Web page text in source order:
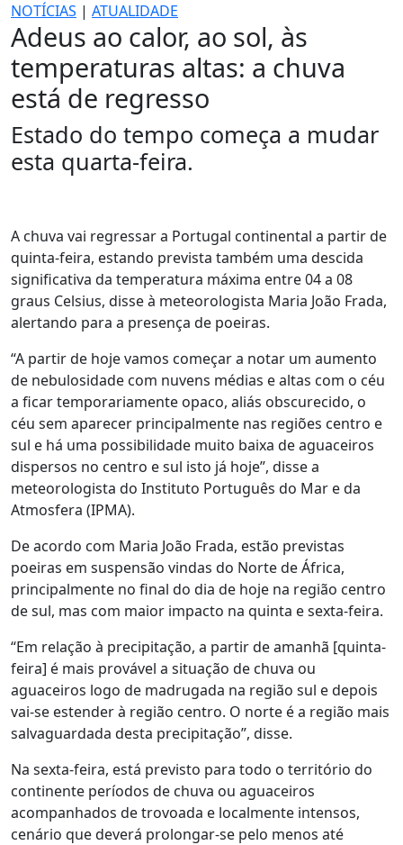
NOTÍCIAS | ATUALIDADE
Adeus ao calor, ao sol, às
temperaturas altas: a chuva
está de regresso
Estado do tempo começa a mudar
esta quarta-feira.
A chuva vai regressar a Portugal continental a partir de
quinta-feira, estando prevista também uma descida
significativa da temperatura máxima entre 04 a 08
graus Celsius, disse à meteorologista Maria João Frada,
alertando para a presença de poeiras.
“A partir de hoje vamos começar a notar um aumento
de nebulosidade com nuvens médias e altas com o céu
a ficar temporariamente opaco, aliás obscurecido, o
céu sem aparecer principalmente nas regiões centro e
sul e há uma possibilidade muito baixa de aguaceiros
dispersos no centro e sul isto já hoje”, disse a
meteorologista do Instituto Português do Mar e da
Atmosfera (IPMA).
De acordo com Maria João Frada, estão previstas
poeiras em suspensão vindas do Norte de África,
principalmente no final do dia de hoje na região centro
de sul, mas com maior impacto na quinta e sexta-feira.
“Em relação à precipitação, a partir de amanhã [quinta-
feira] é mais provável a situação de chuva ou
aguaceiros logo de madrugada na região sul e depois
vai-se estender à região centro. O norte é a região mais
salvaguardada desta precipitação”, disse.
Na sexta-feira, está previsto para todo o território do
continente períodos de chuva ou aguaceiros
acompanhados de trovoada e localmente intensos,
cenário que deverá prolongar-se pelo menos até